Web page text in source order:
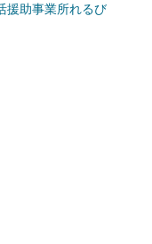
援助事業所れるび